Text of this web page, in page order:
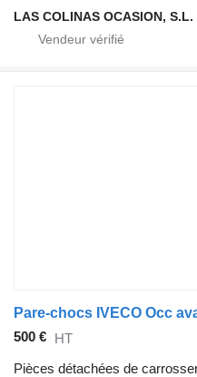
LAS COLINAS OCASION, S.L.
500 € HT
Pièces détachées de